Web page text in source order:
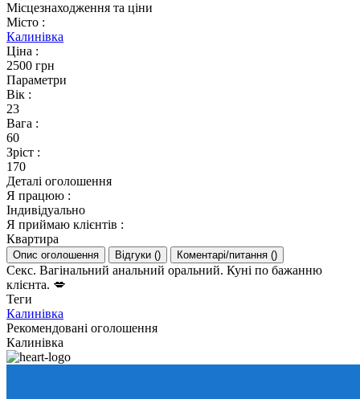
Місцезнаходження та ціни
Місто :
Калинівка
Ціна :
2500 грн
Параметри
Вік :
23
Вага :
60
Зріст :
170
Деталі оголошення
Я працюю :
Індивідуально
Я приймаю клієнтів :
Квартира
Опис оголошення Відгуки () Коментарі/питання ()
Секс. Вагінальний анальний оральний. Куні по бажанню
клієнта. 💋
Теги
Калинівка
Рекомендовані оголошення
Калинівка